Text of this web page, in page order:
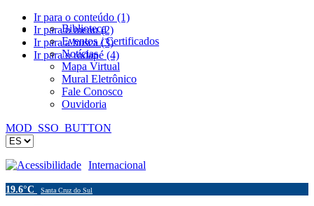
Ir para o conteúdo (1)
Ir para o menu (2)
Ir para a busca (3)
Ir para o rodapé (4)
Biblioteca
Eventos / Certificados
Notícias
Mapa Virtual
Mural Eletrônico
Fale Conosco
Ouvidoria
MOD_SSO_BUTTON
Acessibilidade Internacional
19.6°C Santa Cruz do Sul